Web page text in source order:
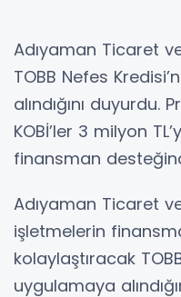
Adıyaman Ticaret
TOBB Nefes
alındığını duyurdu.
KOBİ’ler 3 milyon
finansman
Adıyaman Ticaret
işletmelerin
kolaylaştıracak
uygulamaya